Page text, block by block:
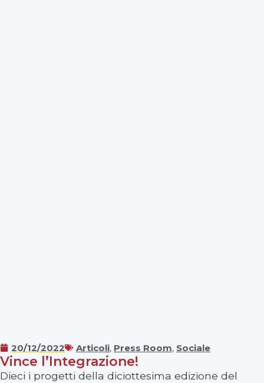
20/12/2022 Articoli, Press Room, Sociale
Vince l’Integrazione!
Dieci i progetti della diciottesima edizione del